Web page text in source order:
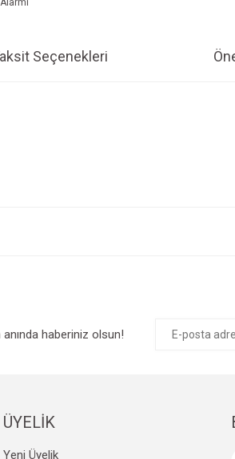
Seçenekleri
haberiniz olsun!
ÜYELİK
Yeni Üyelik